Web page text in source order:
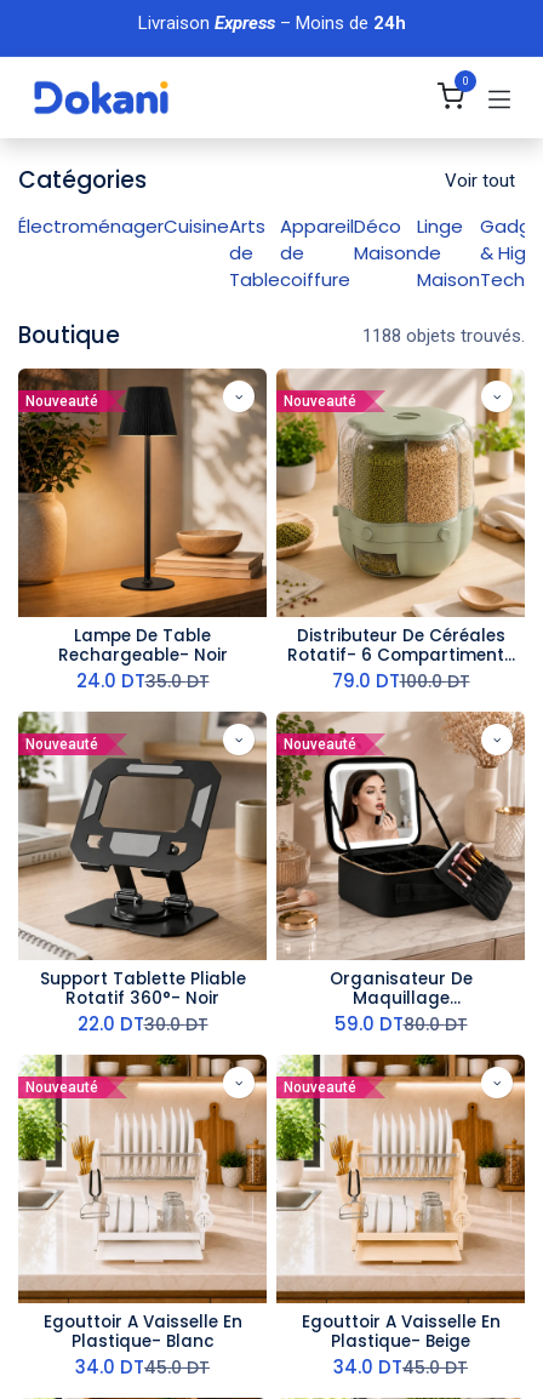
Se rendre au contenu
Livraison Express– Moins de 24h
0
Catégories Voir tout
ÉlectroménagerCuisineArts
de
Table
Appareil
de
coiffure
Déco
Maison
Linge
de
Maison
& High
Tech
Boutique 1188 objets trouvés.
Nouveauté
Lampe De Table
Rechargeable- Noir
24.0 DT35.0DT
Nouveauté
Distributeur De Céréales
Rotatif- 6 Compartiments
- 7 L- Vert
79.0 DT100.0DT
Nouveauté
Support Tablette Pliable
Rotatif 360°- Noir
22.0 DT30.0DT
Nouveauté
Organisateur De
Maquillage
Multifonctionnel Avec
Miroir LED - Noir
59.0 DT80.0DT
Nouveauté
Egouttoir A Vaisselle En
Plastique- Blanc
34.0 DT45.0DT
Nouveauté
Egouttoir A Vaisselle En
Plastique- Beige
34.0 DT45.0DT